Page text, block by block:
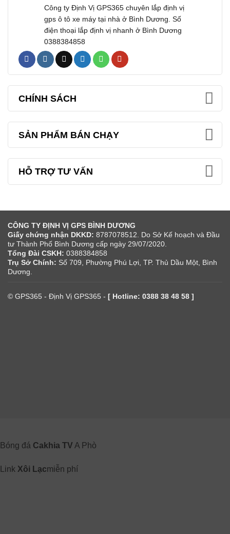
Công ty Định Vị GPS365 chuyên lắp định vị
gps ô tô xe máy tại nhà ở Bình Dương. Số
điện thoại lắp định vị nhanh ở Bình Dương
0388384858
CHÍNH SÁCH
SẢN PHẨM BÁN CHẠY
HỖ TRỢ TƯ VẤN
CÔNG TY ĐỊNH VỊ GPS BÌNH DƯƠNG
Giấy chứng nhận DKKD: 8787078512. Do Sở Kế hoạch và Đầu
tư Thành Phố Bình Dương cấp ngày 29/07/2020.
Tổng Đài CSKH: 0388384858
Trụ Sở Chính: Số 709, Phường Phú Lợi, TP. Thủ Dầu Một, Bình
Dương.
© GPS365 - Định Vị GPS365 - [ Hotline: 0388 38 48 58 ]
Bóng đá Cakhia TV A Phò
Link Xôi Lạcmiễn phí